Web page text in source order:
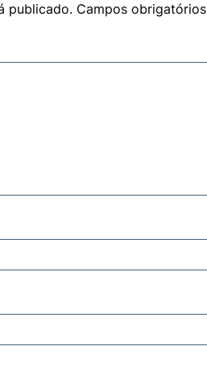
publicado. Campos